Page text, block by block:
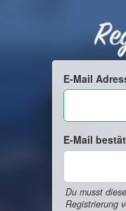
E-Mail
E-Mail
Du musst
Registrierung